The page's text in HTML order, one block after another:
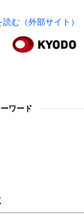
む（外部サイト）
ワード